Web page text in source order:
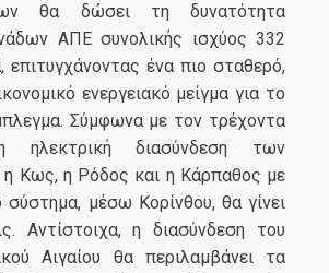
θα δώσει τη δυνατότητα
ΑΠΕ συνολικής ισχύος 332
επιτυγχάνοντας ένα πιο σταθερό,
ενεργειακό μείγμα για το
Σύμφωνα με τον τρέχοντα
ηλεκτρική διασύνδεση των
Κως, η Ρόδος και η Κάρπαθος με
σύστημα, μέσω Κορίνθου, θα γίνει
Αντίστοιχα, η διασύνδεση του
Αιγαίου θα περιλαμβάνει τα